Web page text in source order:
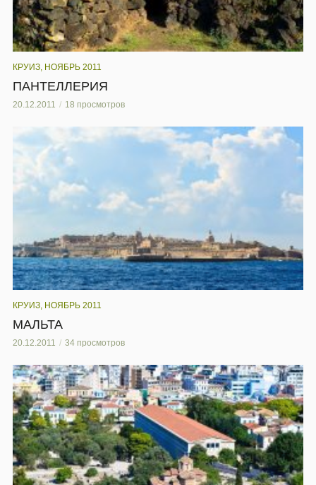
КРУИЗ, НОЯБРЬ 2011
ПАНТЕЛЛЕРИЯ
20.12.2011 18 просмотров
КРУИЗ, НОЯБРЬ 2011
МАЛЬТА
20.12.2011 34 просмотров